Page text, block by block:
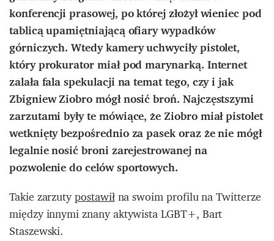
konferencji prasowej, po której złożył wieniec pod
tablicą upamiętniającą ofiary wypadków
górniczych. Wtedy kamery uchwyciły pistolet,
który prokurator miał pod marynarką. Internet
zalała fala spekulacji na temat tego, czy i jak
Zbigniew Ziobro mógł nosić broń. Najczęstszymi
zarzutami były te mówiące, że Ziobro miał pistolet
wetknięty bezpośrednio za pasek oraz że nie mógł
legalnie nosić broni zarejestrowanej na
pozwolenie do celów sportowych.
Takie zarzutypostawiłna swoim profilu na Twitterze
między innymi znany aktywista LGBT+, Bart
Staszewski.